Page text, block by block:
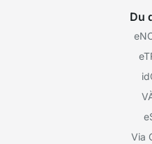
Du
Via